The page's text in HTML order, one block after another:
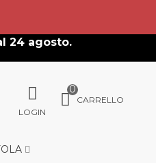
24 agosto.
LOGIN
0
CARRELLO